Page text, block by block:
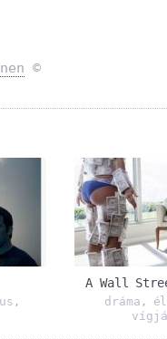
©
,
A Wall
dráma ,